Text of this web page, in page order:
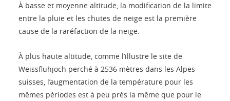
À basse et moyenne altitude, la modification de la limite
entre la pluie et les chutes de neige est la première
cause de la raréfaction de la neige.
À plus haute altitude, comme l’illustre le site de
Weissfluhjoch perché à 2536 mètres dans les Alpes
suisses, l’augmentation de la température pour les
mêmes périodes est à peu près la même que pour le